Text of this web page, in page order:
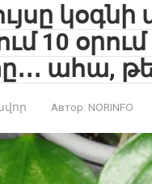
կօգնի
10
ահա,
Автор: NORINFO